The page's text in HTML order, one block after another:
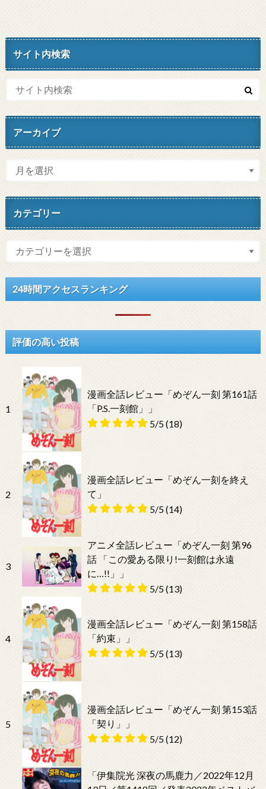
サイト内検索
アーカイブ
カテゴリー
24時間アクセスランキング
評価の高い投稿
1
漫画全話レビュー「めぞん一刻 第161話
「P.S.一刻館」」
5/5(18)
2
漫画全話レビュー「めぞん一刻を終え
て」
5/5(14)
3
アニメ全話レビュー「めぞん一刻 第96
話 「この愛ある限り!一刻館は永遠
に…!!」」
5/5(13)
4
漫画全話レビュー「めぞん一刻 第158話
「約束」」
5/5(13)
5
漫画全話レビュー「めぞん一刻 第153話
「契り」」
5/5(12)
「伊集院光 深夜の馬鹿力／2022年12月